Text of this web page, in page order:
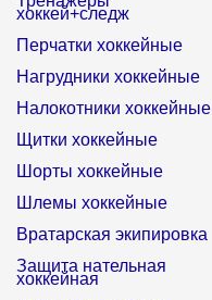
хоккей+следж
Перчатки хоккейные
Нагрудники хоккейные
Налокотники хоккейные
Щитки хоккейные
Шорты хоккейные
Шлемы хоккейные
Вратарская экипировка
Защита нательная
хоккейная